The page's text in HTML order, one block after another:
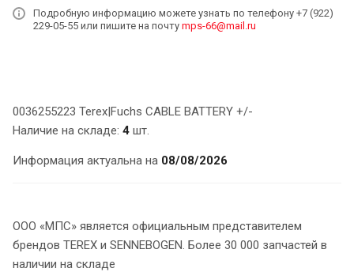
Подробную информацию можете узнать по телефону +7 (922)
229-05-55 или пишите на почту mps-66@mail.ru
0036255223 Terex|Fuchs CABLE BATTERY +/-
Наличие на складе: 4 шт.
Информация актуальна на 08/08/2026
ООО «МПС» является официальным представителем
брендов TEREX и SENNEBOGEN. Более 30 000 запчастей в
наличии на складе